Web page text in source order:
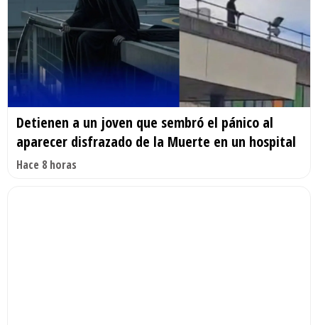
Detienen a un joven que sembró el pánico al
aparecer disfrazado de la Muerte en un hospital
Hace 8 horas